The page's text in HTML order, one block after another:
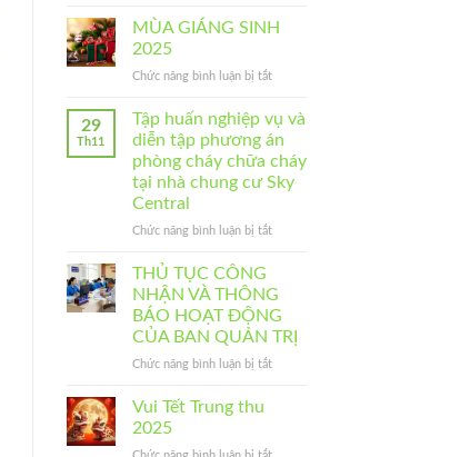
NHÀ
CHỨC
NHÀ
CƯ
THƯỜNG
NIÊN
2025
CỤM
CƯ
CHUNG
CƯ
183
MÙA GIÁNG SINH
2025
Chức năng bình luận bị tắtở
GIÁNG
SINH
29
Th11
Tập huấn nghiệp vụ và
diễn tập phương án
phòng cháy chữa cháy
tại nhà chung cư Sky
Central
Chức năng bình luận bị tắtở
nghiệp
và
diễn
tập
THỦ TỤC CÔNG
NHẬN VÀ THÔNG
BÁO HOẠT ĐỘNG
CỦA BAN QUẢN TRỊ
Chức năng bình luận bị tắtở
Vui Tết Trung thu
2025
ở